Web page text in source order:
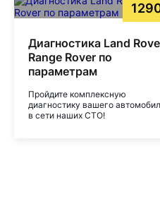
Диагностика Land
Range Rover по
параметрам
Пройдите комплексную
диагностику вашего
в сети наших СТО!